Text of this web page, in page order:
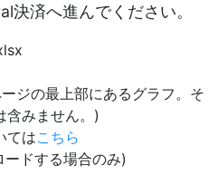
決済へ進んでください。
ジの最上部にあるグラフ。そ
含みません。)
てはこちら
ドする場合のみ)